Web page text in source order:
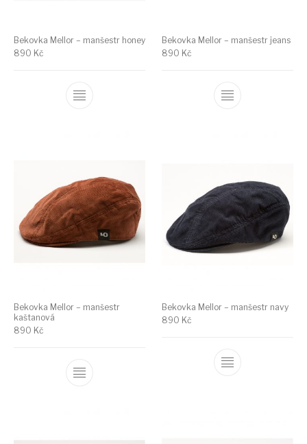
Bekovka Mellor – manšestr honey
890 Kč
Bekovka Mellor – manšestr jeans
890 Kč
Bekovka Mellor – manšestr
kaštanová
890 Kč
Bekovka Mellor – manšestr navy
890 Kč